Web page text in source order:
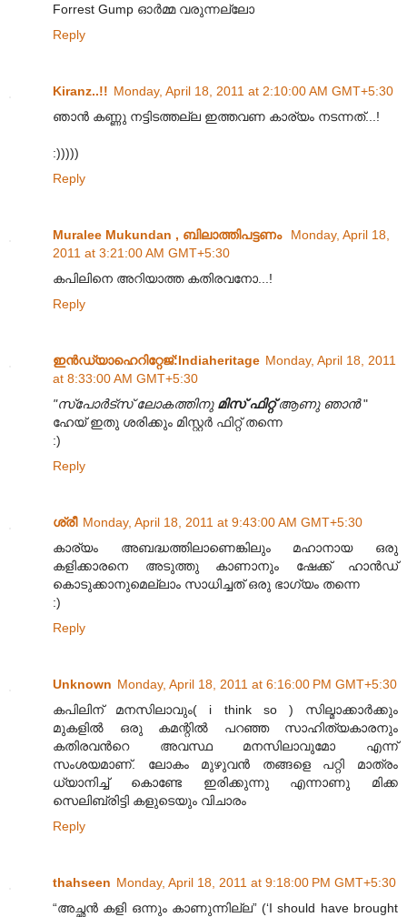
Forrest Gump ഓര്‍മ്മ വരുന്നല്ലോ
Reply
Kiranz..!! Monday, April 18, 2011 at 2:10:00 AM GMT+5:30
ഞാൻ കണ്ണു നട്ടിടത്തല്ല ഇത്തവണ കാര്യം നടന്നത്...!
:)))))
Reply
Muralee Mukundan , ബിലാത്തിപട്ടണം
Monday, April 18,
2011 at 3:21:00 AM GMT+5:30
കപിലിനെ അറിയാത്ത കതിരവനോ...!
Reply
ഇന്‍ഡ്യാഹെറിറ്റേജ്‌:Indiaheritage Monday, April 18, 2011
at 8:33:00 AM GMT+5:30
"സ്പോർട്സ് ലോകത്തിനു മിസ് ഫിറ്റ്ആണു ഞാൻ"
ഹേയ്‌ ഇതു ശരിക്കും മിസ്റ്റര്‍ ഫിറ്റ്‌ തന്നെ
:)
Reply
ശ്രീ Monday, April 18, 2011 at 9:43:00 AM GMT+5:30
കാര്യം അബദ്ധത്തിലാണെങ്കിലും മഹാനായ ഒരു
കളിക്കാരനെ അടുത്തു കാണാനും ഷേക്ക് ഹാന്‍ഡ്
കൊടുക്കാനുമെല്ലാം സാധിച്ചത് ഒരു ഭാഗ്യം തന്നെ
:)
Reply
Unknown Monday, April 18, 2011 at 6:16:00 PM GMT+5:30
കപിലിന് മനസിലാവും( i think so ) സില്മാക്കാര്‍ക്കും
മുകളില്‍ ഒരു കമന്റില്‍ പറഞ്ഞ സാഹിത്യകാരനും
കതിരവന്‍റെ അവസ്ഥ മനസിലാവുമോ എന്ന്
സംശയമാണ്. ലോകം മുഴുവന്‍ തങ്ങളെ പറ്റി മാത്രം
ധ്യാനിച്ച്‌ കൊണ്ടേ ഇരിക്കുന്നു എന്നാണു മിക്ക
സെലിബ്രിട്ടി കളുടെയും വിചാരം
Reply
thahseen Monday, April 18, 2011 at 9:18:00 PM GMT+5:30
“അച്ഛൻ കളി ഒന്നും കാണുന്നില്ല” (‘I should have brought